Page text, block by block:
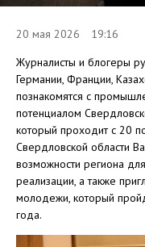
20 мая 2026 19:16
Журналисты и блогеры
Германии, Франции,
познакомятся с
потенциалом
который проходит с 20
Свердловской области
возможности региона
реализации, а также
молодежи, который
года.